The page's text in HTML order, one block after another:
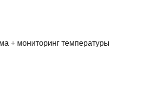
+ мониторинг температуры